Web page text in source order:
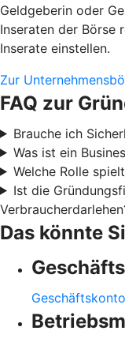
Geldgeberin oder
Inseraten der Börse
Inserate einstellen.
Zur
FAQ zur
Brauche ich
Was ist ein
Welche Rolle
Ist die
Das könnte
Geschäftskonto